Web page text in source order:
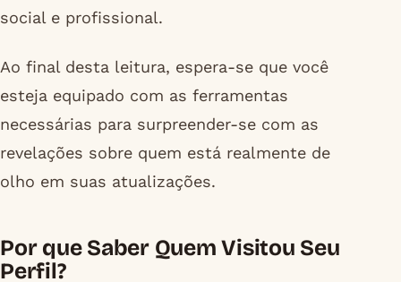
social e profissional.
Ao final desta leitura, espera-se que você
esteja equipado com as ferramentas
necessárias para surpreender-se com as
revelações sobre quem está realmente de
olho em suas atualizações.
Por que Saber Quem Visitou Seu
Perfil?